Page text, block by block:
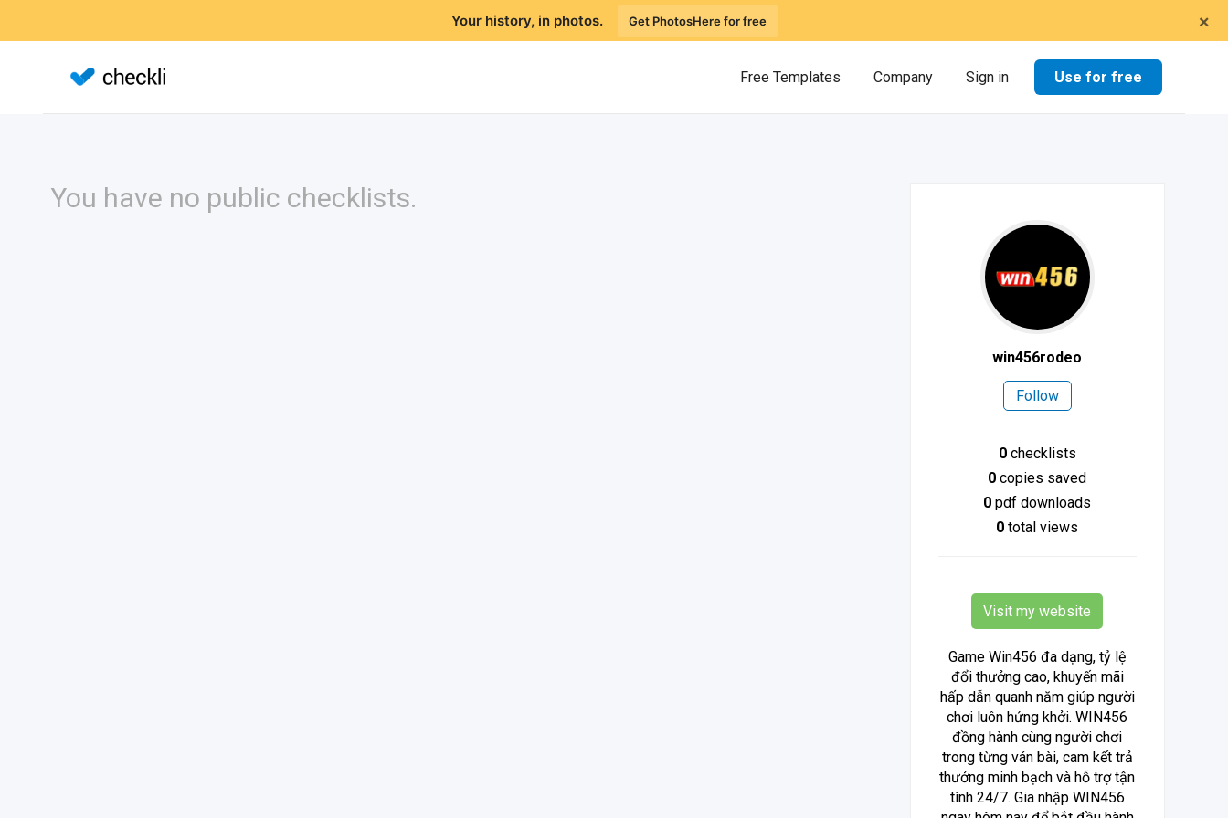
×
Your history, in photos. Get PhotosHere for free
Free Templates Company Sign in Use for free
You have no public checklists.
win456rodeo
Follow
0checklists
0 copies saved
0 pdf downloads
0 total views
Visit my website
Game Win456 đa dạng, tỷ lệ
đổi thưởng cao, khuyến mãi
hấp dẫn quanh năm giúp người
chơi luôn hứng khởi. WIN456
đồng hành cùng người chơi
trong từng ván bài, cam kết trả
thưởng minh bạch và hỗ trợ tận
tình 24/7. Gia nhập WIN456